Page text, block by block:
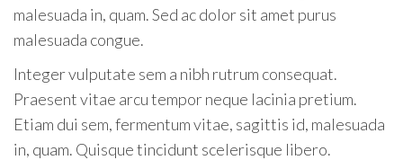
malesuada in, quam. Sed ac dolor sit amet purus
malesuada congue.
Integer vulputate sem a nibh rutrum consequat.
Praesent vitae arcu tempor neque lacinia pretium.
Etiam dui sem, fermentum vitae, sagittis id, malesuada
in, quam. Quisque tincidunt scelerisque libero.